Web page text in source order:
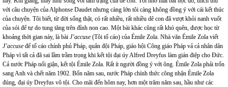
với câu chuyện của Alphonse Daudet nhưng càng lớn tôi càng không đồng ý với cái kết thúc
của chuyện. Tôi biết, từ đời sống thật, có rất nhiều, rất nhiều dê con đã vượt khỏi nanh vuốt
của sói để tự do tung tăng trên đỉnh non cao. Một bài khác cũng rất khó quên, được học từ
khoảng thời gian này, là bài J’accuse (Tôi tố cáo) của Émile Zola. Nhà văn Émile Zola viết
J’accuse để tố cáo chính phủ Pháp, quân đội Pháp, giáo hội Công giáo Pháp vả cả nhân dân
Pháp vì tất cả đã sai lầm trầm trọng khi kết tội đại úy Alfred Dreyfus làm gián điệp cho Đức.
Cả nước Pháp nổi giận, kết tội Émile Zola. Rất ít người đồng ý với ông. Émile Zola phải trốn
sang Anh và chết năm 1902. Bốn năm sau, nước Pháp chính thức công nhận Émile Zola
đúng, đại úy Dreyfus vô tội. Cho mãi đến hôm nay, hơn một trăm năm sau, hầu như các